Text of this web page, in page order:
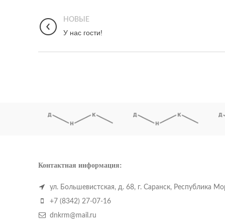
НОВЫЕ
У нас гости!
Контактная информация:
ул. Большевистская, д. 68, г. Саранск, Республика
+7 (8342) 27-07-16
dnkrm@mail.ru